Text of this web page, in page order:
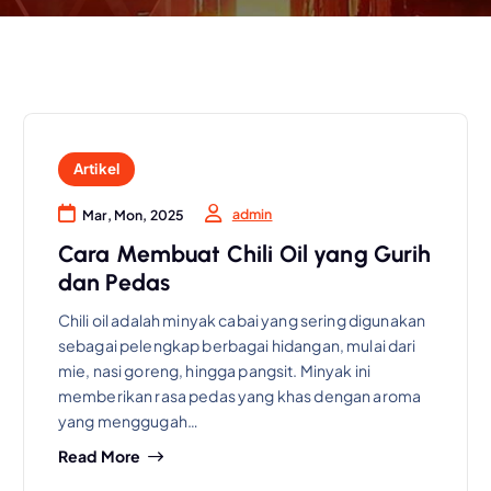
Artikel
Mar, Mon, 2025 admin
Cara Membuat Chili Oil yang Gurih
dan Pedas
Chili oil adalah minyak cabai yang sering digunakan
sebagai pelengkap berbagai hidangan, mulai dari
mie, nasi goreng, hingga pangsit. Minyak ini
memberikan rasa pedas yang khas dengan aroma
yang menggugah…
Read More